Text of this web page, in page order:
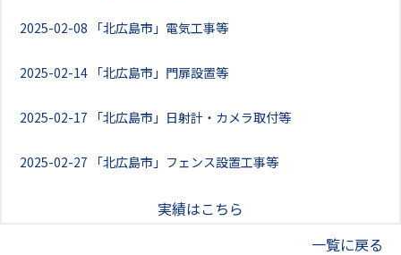
2025-02-08 「北広島市」電気工事等
2025-02-14 「北広島市」門扉設置等
2025-02-17 「北広島市」日射計・カメラ取付等
2025-02-27 「北広島市」フェンス設置工事等
実績はこちら
一覧に戻る